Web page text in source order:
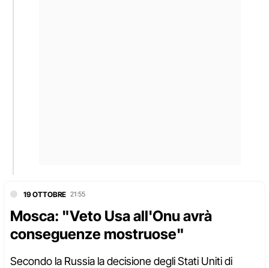
19 OTTOBRE 21:55
Mosca: "Veto Usa all'Onu avrà
conseguenze mostruose"
Secondo la Russia la decisione degli Stati Uniti di